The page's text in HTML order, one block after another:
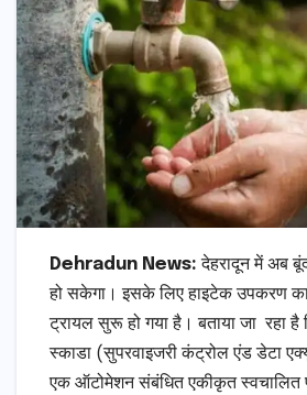
Dehradun News: देहरादून में अब
हो सकेगा। इसके लिए हाइटेक उपकरण का
ट्रायल सुरू हो गया है। बताया जा रहा है
स्काडा (सुपरवाइजरी कंट्रोल एंड डेटा
एक ऑटोमेशन संबंधित एकीकृत स्वचालित